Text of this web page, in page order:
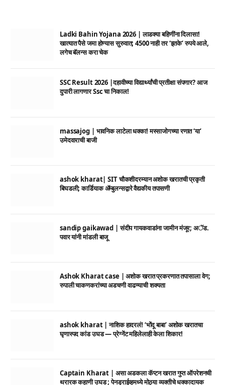
Ladki Bahin Yojana 2026 | लाडक्या बहिणींना दिलासा!
खात्यात पैसे जमा होण्यास सुरुवात; 4500 नाही तर ‘इतके’ रुपये आले,
लगेच बॅलन्स करा चेक
SSC Result 2026 |दहावीच्या विद्यार्थ्यांची प्रतीक्षा संपणार? आज
दुपारी लागणार Ssc चा निकाल!
massajog | भावनिक लाटेला धक्का! मस्साजोगच्या रणात ‘या’
उमेदवाराची बाजी
ashok kharat| SIT चौकशीदरम्यान अशोक खरातची प्रकृती
बिघडली; कार्डियाक ॲम्बुलन्सद्वारे वैद्यकीय तपासणी
sandip gaikawad | संदीप गायकवाडांना जामीन मंजूर; अॅड.
पवार यांनी मांडली बाजू
Ashok Kharat case | अशोक खरात प्रकरणात तपासाला वेग;
रुपाली चाकणकरांच्या अडचणी वाढण्याची शक्यता
ashok kharat | नाशिक हादरलं! ‘भोंदू बाबा’ अशोक खरातचा
घृणास्पद कांड उघड — प्रेग्नेंट महिलेलाही केला शिकार!
Captain Kharat | असा अडकला कॅप्टन खरात गुप्त ऑपरेशनची
थरारक कहाणी उघड ; पेनड्राईव्हमध्ये मोठ्या व्यक्तीचे धक्कादायक